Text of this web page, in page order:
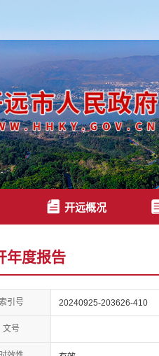
开远概况
年度报告
引号 20240925-203626-410
文号